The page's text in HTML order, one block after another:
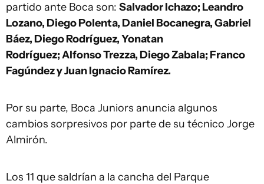
partido ante Boca son: Salvador Ichazo; Leandro
Lozano, Diego Polenta, Daniel Bocanegra, Gabriel
Báez, Diego Rodríguez, Yonatan
Rodríguez; Alfonso Trezza, Diego Zabala; Franco
Fagúndez y Juan Ignacio Ramírez.
Por su parte, Boca Juniors anuncia algunos
cambios sorpresivos por parte de su técnico Jorge
Almirón.
Los 11 que saldrían a la cancha del Parque